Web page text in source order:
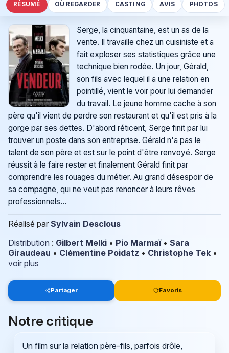
RÉSUMÉ OÙ REGARDER CASTING AVIS PHOTOS
Serge, la cinquantaine, est un as de la
vente. Il travaille chez un cuisiniste et a
fait exploser ses statistiques grâce une
technique bien rodée. Un jour, Gérald,
son fils avec lequel il a une relation en
pointillé, vient le voir pour lui demander
du travail. Le jeune homme cache à son
père qu'il vient de perdre son restaurant et qu'il est pris à la
gorge par ses dettes. D'abord réticent, Serge finit par lui
trouver un poste dans son entreprise. Gérald n'a pas le
talent de son père et est sur le point d'être renvoyé. Serge
réussit à le faire rester et finalement Gérald finit par
comprendre les rouages du métier. Au grand désespoir de
sa compagne, qui ne veut pas renoncer à leurs rêves
professionnels...
Réalisé par Sylvain Desclous
Distribution : Gilbert Melki • Pio Marmaï• Sara
Giraudeau • Clémentine Poidatz • Christophe Tek •
voir plus
Partager Favoris
Notre critique
Un film sur la relation père-fils, parfois drôle,